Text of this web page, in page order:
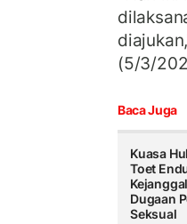
(5/3/
Baca Juga
Kuasa
Toet
Dugaan
Seksual